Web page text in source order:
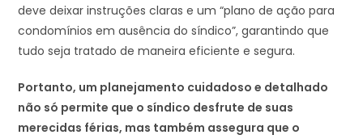
deve deixar instruções claras e um “plano de ação para
condomínios em ausência do síndico”, garantindo que
tudo seja tratado de maneira eficiente e segura.
Portanto, um planejamento cuidadoso e detalhado
não só permite que o síndico desfrute de suas
merecidas férias, mas também assegura que o